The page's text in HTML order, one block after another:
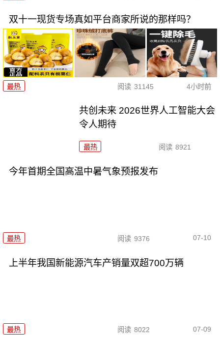
双十一现货专场真如平台商家所说的那样吗？
最热 阅读 31145 4小时前
共创未来 2026世界人工智能大会
令人期待
最热 阅读 8921
今年首期全国高温中暑气象预报发布
最热 阅读 9376 07-10
上半年我国新能源汽车产销量双超700万辆
最热 阅读 8022 07-09